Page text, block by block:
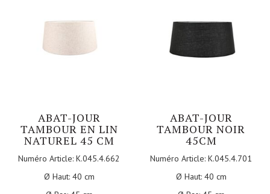
ABAT-JOUR
TAMBOUR EN LIN
NATUREL 45 CM
Numéro Article: K.045.4.662
Ø Haut:40 cm
ABAT-JOUR
TAMBOUR NOIR
45CM
Numéro Article: K.045.4.701
Ø Haut:40 cm